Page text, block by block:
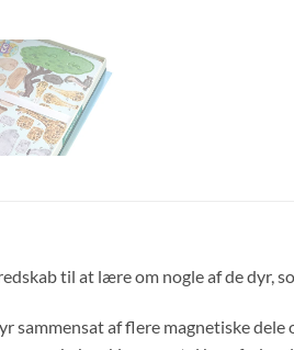
til at lære om nogle af de dyr,
af flere magnetiske dele